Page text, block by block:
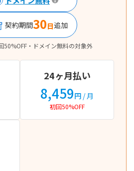
契約期間30日追加
50%OFF・ドメイン無料の対象外
24ヶ月払い
8,459円 / 月
初回50%OFF